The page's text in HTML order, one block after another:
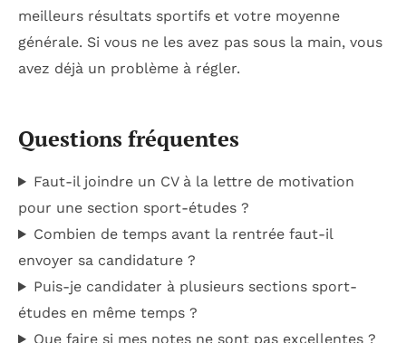
meilleurs résultats sportifs et votre moyenne
générale. Si vous ne les avez pas sous la main, vous
avez déjà un problème à régler.
Questions fréquentes
Faut-il joindre un CV à la lettre de motivation
pour une section sport-études ?
Combien de temps avant la rentrée faut-il
envoyer sa candidature ?
Puis-je candidater à plusieurs sections sport-
études en même temps ?
Que faire si mes notes ne sont pas excellentes ?